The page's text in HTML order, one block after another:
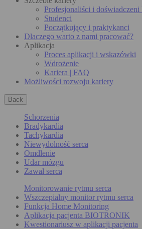
Profesjonaliści i doświadczeni
Studenci
Początkujący i praktykanci
Dlaczego warto z nami pracować?
Aplikacja
Proces aplikacji i wskazówki
Wdrożenie
Kariera | FAQ
Możliwości rozwoju kariery
Back
Schorzenia
Bradykardia
Tachykardia
Niewydolność serca
Omdlenie
Udar mózgu
Zawał serca
Monitorowanie rytmu serca
Wszczepialny monitor rytmu serca
Funkcja Home Monitoring
Aplikacja pacjenta BIOTRONIK
Kwestionariusz w aplikacji pacjenta